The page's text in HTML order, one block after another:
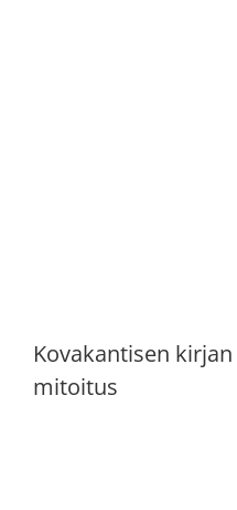
Kovakantisen
mitoitus